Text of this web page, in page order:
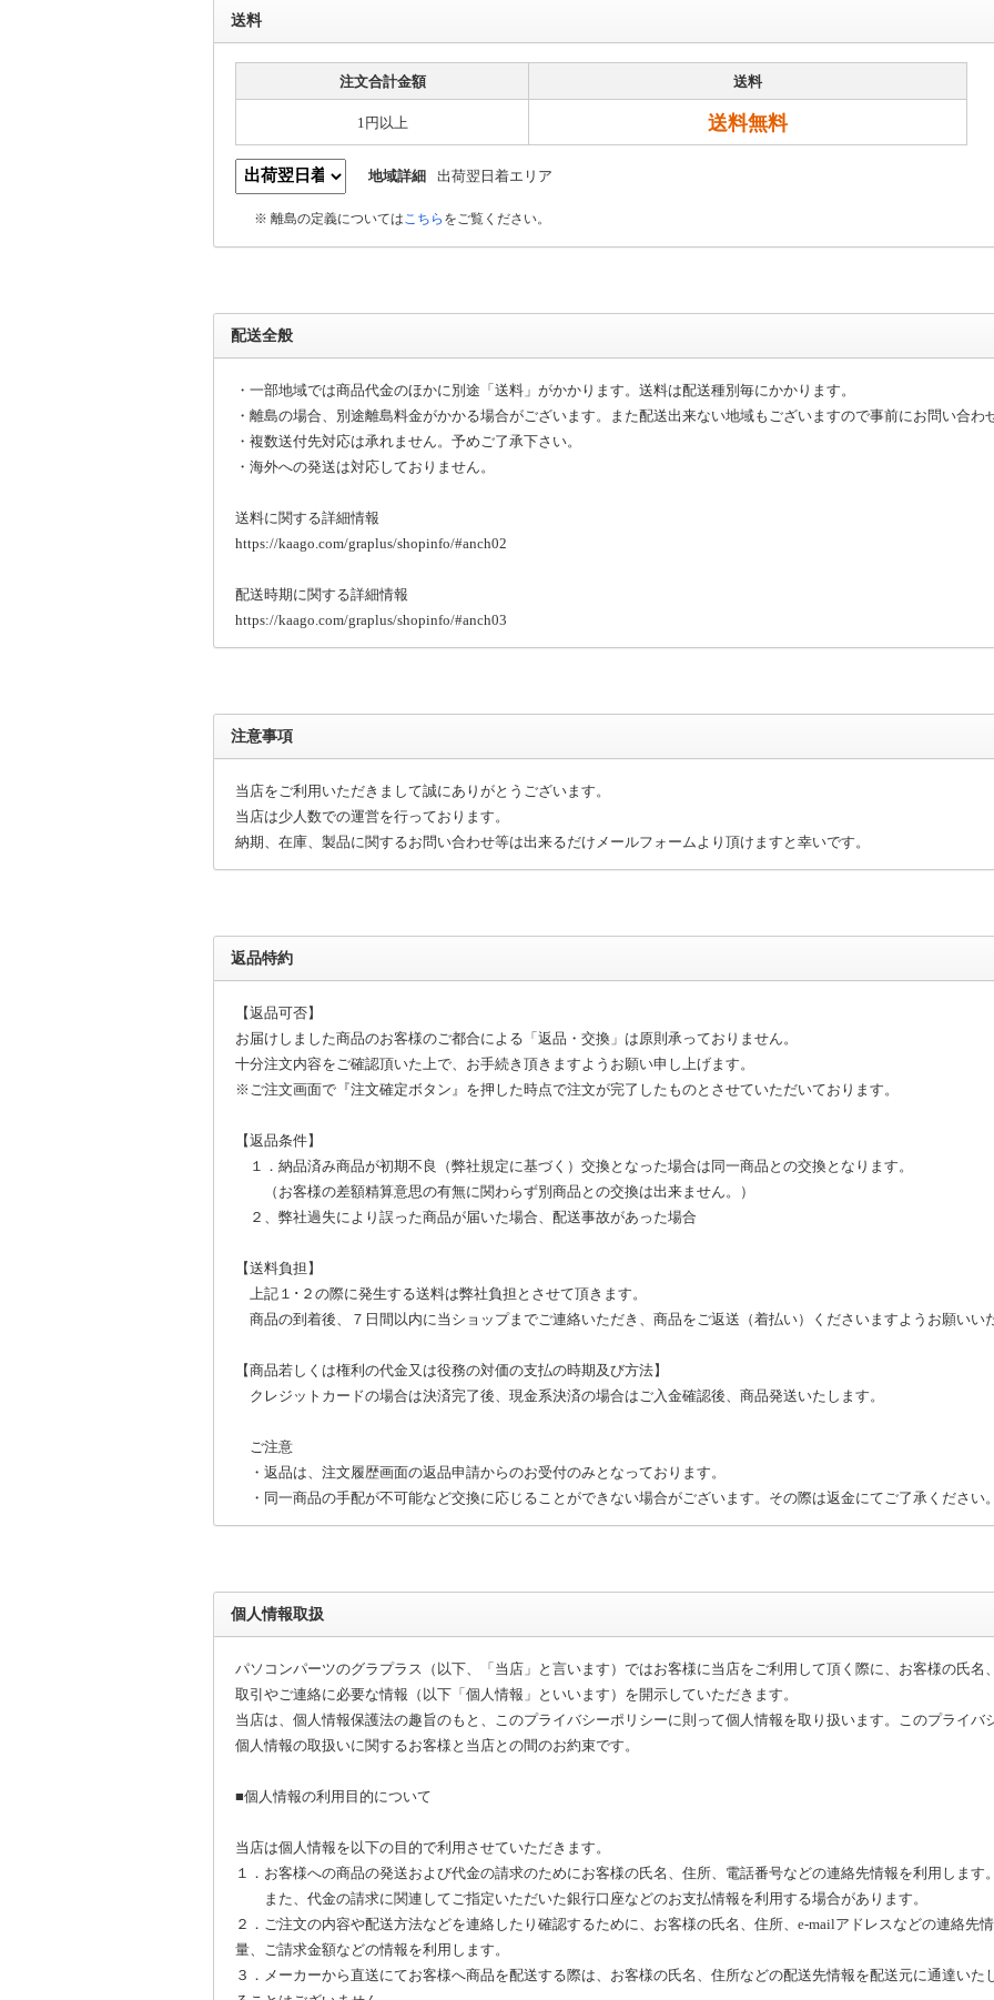
送料
注文合計金額 送料
1円以上 送料無料
地域詳細 出荷翌日着エリア
※ 離島の定義についてはこちら をご覧ください。
配送全般
・一部地域では商品代金のほかに別途「送料」がかかります。送料は配送種別毎にかかります。
・離島の場合、別途離島料金がかかる場合がございます。また配送出来ない地域もございますので事前にお問い合わ
・複数送付先対応は承れません。予めご了承下さい。
・海外への発送は対応しておりません。
送料に関する詳細情報
https://kaago.com/graplus/shopinfo/#anch02
配送時期に関する詳細情報
https://kaago.com/graplus/shopinfo/#anch03
注意事項
当店をご利用いただきまして誠にありがとうございます。
当店は少人数での運営を行っております。
納期、在庫、製品に関するお問い合わせ等は出来るだけメールフォームより頂けますと幸いです。
返品特約
【返品可否】
お届けしました商品のお客様のご都合による「返品・交換」は原則承っておりません。
十分注文内容をご確認頂いた上で、お手続き頂きますようお願い申し上げます。
※ご注文画面で『注文確定ボタン』を押した時点で注文が完了したものとさせていただいております。
【返品条件】
１．納品済み商品が初期不良（弊社規定に基づく）交換となった場合は同一商品との交換となります。
（お客様の差額精算意思の有無に関わらず別商品との交換は出来ません。）
２、弊社過失により誤った商品が届いた場合、配送事故があった場合
【送料負担】
上記１･２の際に発生する送料は弊社負担とさせて頂きます。
商品の到着後、７日間以内に当ショップまでご連絡いただき、商品をご返送（着払い）くださいますようお願いい
【商品若しくは権利の代金又は役務の対価の支払の時期及び方法】
クレジットカードの場合は決済完了後、現金系決済の場合はご入金確認後、商品発送いたします。
ご注意
・返品は、注文履歴画面の返品申請からのお受付のみとなっております。
・同一商品の手配が不可能など交換に応じることができない場合がございます。その際は返金にてご了承ください。
個人情報取扱
パソコンパーツのグラプラス（以下、「当店」と言います）ではお客様に当店をご利用して頂く際に、お客様の氏名
取引やご連絡に必要な情報（以下「個人情報」といいます）を開示していただきます。
当店は、個人情報保護法の趣旨のもと、このプライバシーポリシーに則って個人情報を取り扱います。このプライバ
個人情報の取扱いに関するお客様と当店との間のお約束です。
■個人情報の利用目的について
当店は個人情報を以下の目的で利用させていただきます。
１．お客様への商品の発送および代金の請求のためにお客様の氏名、住所、電話番号などの連絡先情報を利用します。
また、代金の請求に関連してご指定いただいた銀行口座などのお支払情報を利用する場合があります。
２．ご注文の内容や配送方法などを連絡したり確認するために、お客様の氏名、住所、e-mailアドレスなどの連絡先
量、ご請求金額などの情報を利用します。
３．メーカーから直送にてお客様へ商品を配送する際は、お客様の氏名、住所などの配送先情報を配送元に通達いた